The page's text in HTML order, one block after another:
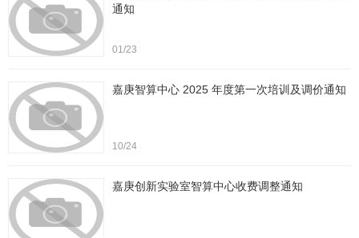
通知
01/23
嘉庚智算中心 2025 年度第一次培训及调价通知
10/24
嘉庚创新实验室智算中心收费调整通知